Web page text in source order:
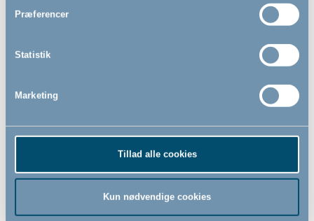
Præferencer
Statistik
Marketing
Tillad alle cookies
Kun nødvendige cookies
60x120 cm
juniorseng by BabyDan,